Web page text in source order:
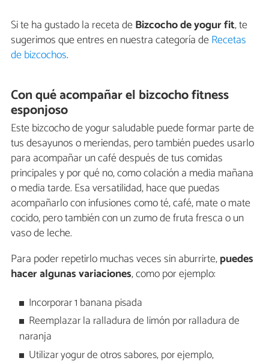
Si te ha gustado la receta deBizcocho de yogur fit, te
sugerimos que entres en nuestra categoría deRecetas
de bizcochos.
Con qué acompañar el bizcocho fitness
esponjoso
Este bizcocho de yogur saludable puede formar parte de
tus desayunos o meriendas, pero también puedes usarlo
para acompañar un café después de tus comidas
principales y por qué no, como colación a media mañana
o media tarde. Esa versatilidad, hace que puedas
acompañarlo con infusiones como té, café, mate o mate
cocido, pero también con un zumo de fruta fresca o un
vaso de leche.
Para poder repetirlo muchas veces sin aburrirte,puedes
hacer algunas variaciones, como por ejemplo:
Incorporar 1 banana pisada
Reemplazar la ralladura de limón por ralladura de
naranja
Utilizar yogur de otros sabores, por ejemplo,